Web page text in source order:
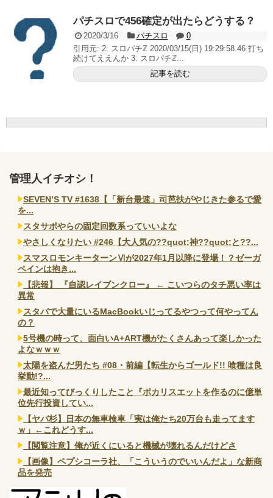
Powered by livedoor 相互RSS
パチスロで456確定が出たらどうする？
2020/3/16 パチスロ
0
引用元: 2: スロパチℤ 2020/03/15(日) 19:29:58.46 打ち
続けてええんか 3: スロパチℤ...
記事を読む
管理人イチオシ！
SEVEN’S TV #1638【「新台最速」司芭扶がやじきた参るで愛
を...
スタサポやらの固定回数系っていいよな
やさしくなりたい #246【大人気の??quot;神??quot;と??...
スマスロモンキーターンⅥが2027年1月以降に登場！？ゼーガ
ペインは抱き...
【悲報】 『自認レイブンクロー』 ← こいつらのタチ悪い率は
異常
スタバで大量にいるMacBookいじってるやつって何やってん
の？
5号機の時って、面白いA+ART機がたくさんあって楽しかった
よなｗｗｗ
太陽を盗んだ男たち #08・前編【転生からゴールド!! 喰種は良
挙動!?...
最近知ってびっくりしたこと『ポカリスエットを作るのに億単
位先行投資してい...
【ヤバ杉】日本の無車検車「実は俺たち20万台も走ってます
ｗ」←これどうす...
【閲覧注意】俺が近くにいると機械が壊れるんだけどさ
【画像】ペプシコーラ社、「こういうのでいいんだよ」な新商
品を発売